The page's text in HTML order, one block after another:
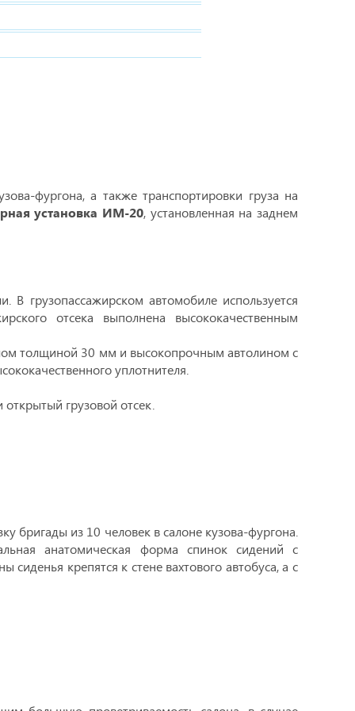
фургона, а также транспортировки груза на
установка ИМ-20, установленная на заднем
В грузопассажирском автомобиле используется
отсека выполнена высококачественным
толщиной 30 мм и высокопрочным автолином с
уплотнителя.
грузовой отсек.
бригады из 10 человек в салоне кузова-фургона.
анатомическая форма спинок сидений с
сиденья крепятся к стене вахтового автобуса, а с